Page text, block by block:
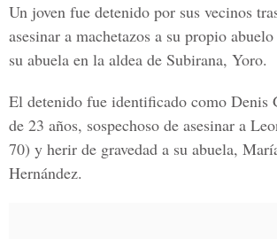
Un joven fue detenido por sus vecinos
asesinar a machetazos a su propio
su abuela en la aldea de Subirana, Yoro.
El detenido fue identificado como Denis
de 23 años, sospechoso de asesinar a
70) y herir de gravedad a su abuela,
Hernández.